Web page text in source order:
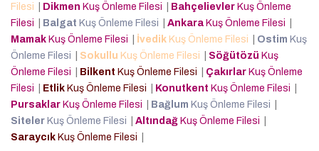
Filesi
Dikmen Kuş Önleme Filesi Bahçelievler Kuş Önleme
Filesi
Balgat Kuş Önleme Filesi Ankara Kuş Önleme Filesi
Mamak Kuş Önleme Filesi İvedik Kuş Önleme Filesi Ostim Kuş
Önleme Filesi
Sokullu Kuş Önleme Filesi Söğütözü Kuş
Önleme Filesi
Bilkent Kuş Önleme Filesi Çakırlar Kuş Önleme
Filesi
Etlik Kuş Önleme Filesi Konutkent Kuş Önleme Filesi
Pursaklar Kuş Önleme Filesi Bağlum Kuş Önleme Filesi
Siteler Kuş Önleme Filesi Altındağ Kuş Önleme Filesi
Saraycık Kuş Önleme Filesi